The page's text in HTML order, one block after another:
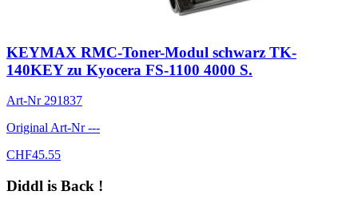
KEYMAX RMC-Toner-Modul schwarz TK-
140KEY zu Kyocera FS-1100 4000 S.
Art-Nr 291837
Original Art-Nr---
CHF45.55
Diddl is Back !